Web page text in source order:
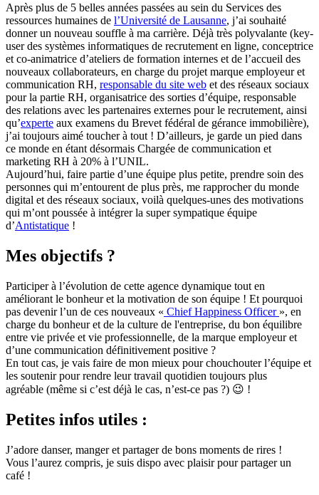
Après plus de 5 belles années passées au sein du Services des
ressources humaines de l’Université de Lausanne, j’ai souhaité
donner un nouveau souffle à ma carrière. Déjà très polyvalante (key-
user des systèmes informatiques de recrutement en ligne, conceptrice
et co-animatrice d’ateliers de formation internes et de l’accueil des
nouveaux collaborateurs, en charge du projet marque employeur et
communication RH, responsable du site web et des réseaux sociaux
pour la partie RH, organisatrice des sorties d’équipe, responsable
des relations avec les partenaires externes pour le recrutement, ainsi
qu’experte aux examens du Brevet fédéral de gérance immobilière),
j’ai toujours aimé toucher à tout ! D’ailleurs, je garde un pied dans
ce monde en étant désormais Chargée de communication et
marketing RH à 20% à l’UNIL.
Aujourd’hui, faire partie d’une équipe plus petite, prendre soin des
personnes qui m’entourent de plus près, me rapprocher du monde
digital et des réseaux sociaux, voilà quelques-unes des motivations
qui m’ont poussée à intégrer la super sympatique équipe
d’Antistatique !
Mes objectifs ?
Participer à l’évolution de cette agence dynamique tout en
améliorant le bonheur et la motivation de son équipe ! Et pourquoi
pas devenir l’un de ces nouveaux « Chief Happiness Officer », en
charge du bonheur et de la culture de l'entreprise, du bon équilibre
entre vie privée et vie professionnelle, de la marque employeur et
d’une communication définitivement positive ?
En tout cas, je vais faire de mon mieux pour chouchouter l’équipe et
les soutenir pour rendre leur travail quotidien toujours plus
agréable (même si c’est déjà le cas, n’est-ce pas ?) 😉 !
Petites infos utiles :
J’adore danser, manger et partager de bons moments de rires !
Vous l’aurez compris, je suis dispo avec plaisir pour partager un
café !